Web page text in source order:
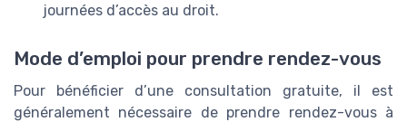
journées d’accès au droit.
Mode d’emploi pour prendre rendez-vous
Pour bénéficier d’une consultation gratuite, il est
généralement nécessaire de prendre rendez-vous à